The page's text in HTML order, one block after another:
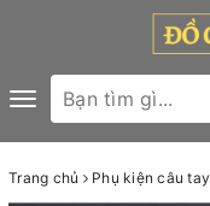
Toggle
navigation
Trang chủ Phụ kiện câu tay